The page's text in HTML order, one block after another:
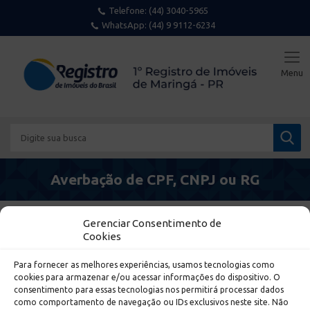
Gerenciar Consentimento de
Cookies
Para fornecer as melhores experiências, usamos tecnologias como
cookies para armazenar e/ou acessar informações do dispositivo. O
consentimento para essas tecnologias nos permitirá processar dados
como comportamento de navegação ou IDs exclusivos neste site. Não
Telefone: (44) 3040-5965
WhatsApp: (44) 9 9112-6234
Averbação de CPF, CNPJ ou RG
Endereço